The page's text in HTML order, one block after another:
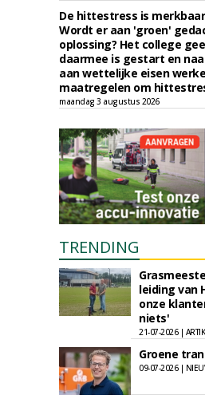
De hittestress is
Wordt er aan 'groen'
oplossing? Het college
daarmee is gestart en
aan wettelijke eisen
maatregelen om
maandag 3 augustus 2026
TRENDING
leiding van
onze
niets'
21-07-2026 |
Groene
09-07-2026 |